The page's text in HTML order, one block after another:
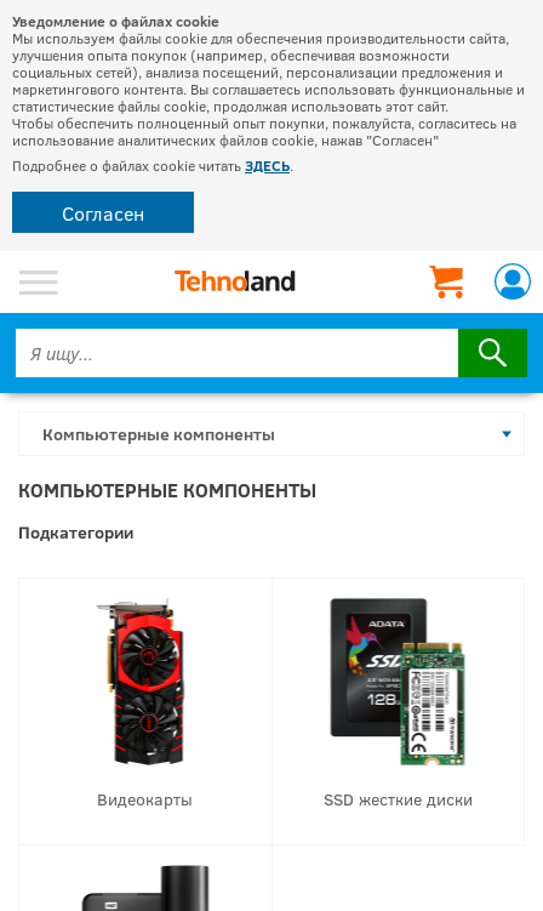
Уведомление о файлах cookie
Мы используем файлы cookie для обеспечения производительности сайта,
улучшения опыта покупок (например, обеспечивая возможности
социальных сетей), анализа посещений, персонализации предложения и
маркетингового контента. Вы соглашаетесь использовать функциональные и
статистические файлы cookie, продолжая использовать этот сайт.
Чтобы обеспечить полноценный опыт покупки, пожалуйста, согласитесь на
использование аналитических файлов cookie, нажав "Согласен"
Подробнее о файлах cookie читатьЗДЕСЬ.
Согласен
Компьютерные компоненты
КОМПЬЮТЕРНЫЕ КОМПОНЕНТЫ
Подкатегории
Видеокарты SSD жесткие диски